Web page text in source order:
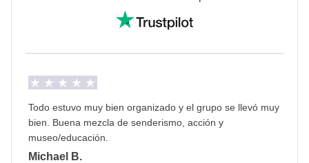
falta de agua en las centrales hidroeléctricas del país.
Ver todos los detalles
Todo estuvo muy bien organizado y el grupo se llevó muy
bien. Buena mezcla de senderismo, acción y
museo/educación.
Michael B.